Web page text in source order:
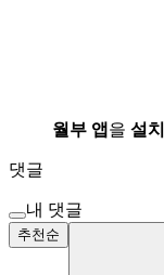
월부 앱 을 설치
댓글
내 댓글
추천순